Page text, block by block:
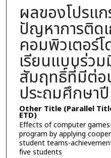
ผลของโปรแ
ปัญหาการติด
คอมพิวเตอร์โ
เรียนแบบร่ว
สัมฤทธิ์ที่มีต่อ
ประถมศึกษา
Other Title (Parallel
ETD)
Effects of computer
program by applying
student teams-
five students